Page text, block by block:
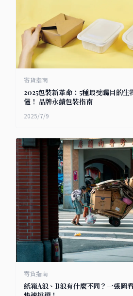
寄貨指南
2025包裝新革命：5種最受矚目的生
懂！ 品牌永續包裝指南
2025/7/9
寄貨指南
紙箱A浪、B浪有什麼不同？一張圖